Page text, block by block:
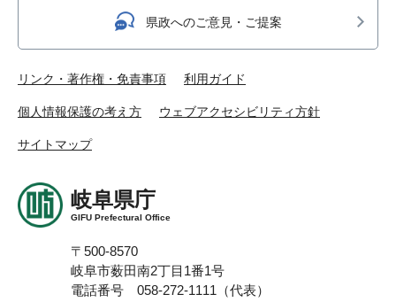
県政へのご意見・ご提案
リンク・著作権・免責事項 利用ガイド
個人情報保護の考え方 ウェブアクセシビリティ方針
サイトマップ
岐阜県庁
GIFU Prefectural Office
〒500-8570
岐阜市薮田南2丁目1番1号
電話番号 058-272-1111（代表）